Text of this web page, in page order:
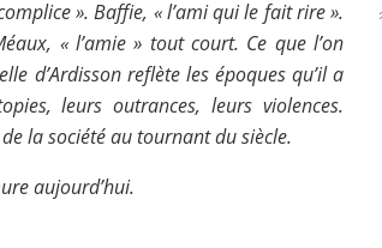
». Baffie, « l’ami qui le fait rire ».
« l’amie » tout court. Ce que l’on
d’Ardisson reflète les époques qu’il a
leurs outrances, leurs violences.
la société au tournant du siècle.
aujourd’hui.